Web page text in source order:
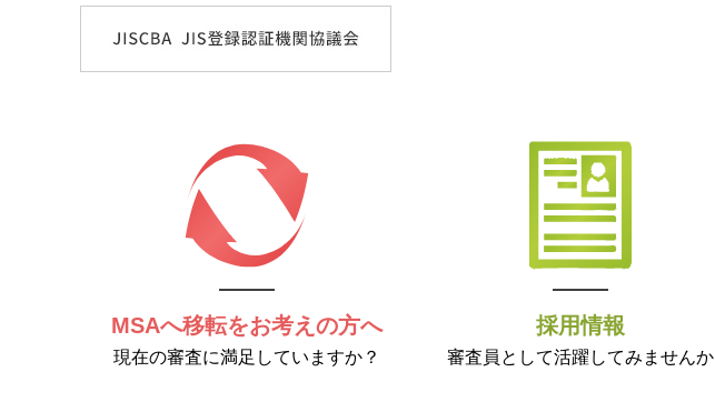
MSAへ移転をお考えの方へ
現在の審査に満足していますか？
採用情報
審査員として活躍してみませんか